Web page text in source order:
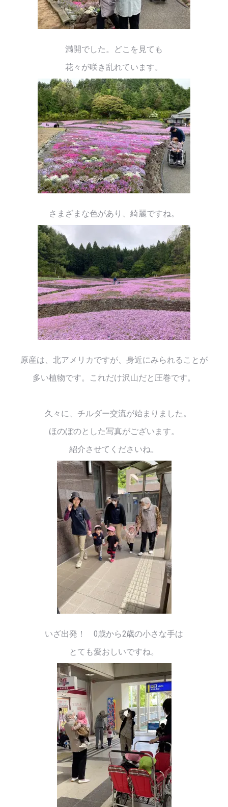
満開でした。どこを見ても
花々が咲き乱れています。
さまざまな色があり、綺麗ですね。
原産は、北アメリカですが、身近にみられることが
多い植物です。これだけ沢山だと圧巻です。
久々に、チルダー交流が始まりました。
ほのぼのとした写真がございます。
紹介させてくださいね。
いざ出発！ 0歳から2歳の小さな手は
とても愛おしいですね。